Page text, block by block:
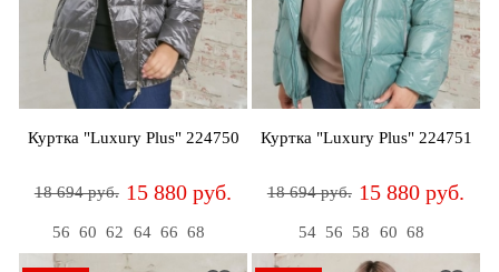
Куртка "Luxury Plus" 224750
18 694 руб. 15 880 руб.
56 60 62 64 66 68
Куртка "Luxury Plus" 224751
18 694 руб. 15 880 руб.
54 56 58 60 68